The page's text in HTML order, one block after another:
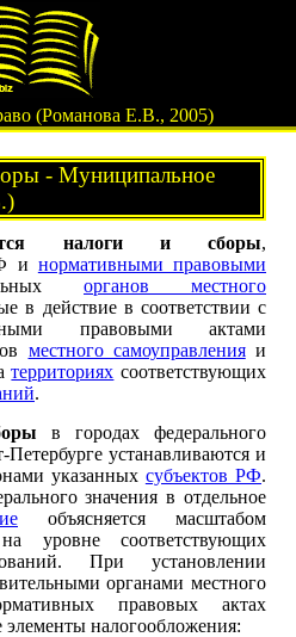
(Романова Е.В., 2005)
- Муниципальное
налоги и сборы,
и нормативными правовыми
органов местного
в действие в соответствии с
правовыми актами
местного самоуправленияи
территориях соответствующих
.
в городах федерального
устанавливаются и
указанных субъектов РФ.
значения в отдельное
объясняется масштабом
уровне соответствующих
При установлении
органами местного
правовых актах
налогообложения: